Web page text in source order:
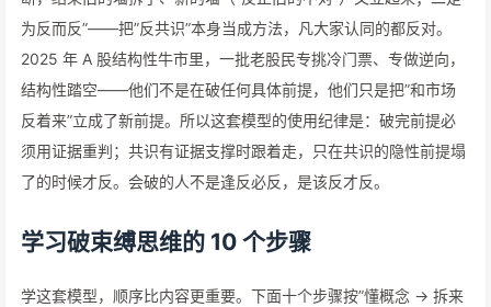
为反而反”——把”反共识”本身当成方法，凡大家认同的都反对。
2025 年 A 股结构性牛市里，一批老股民专挑冷门票、专做逆向，
结构性踏空——他们不是在破任何具体前提，他们只是把”和市场
反着来”立成了新前提。所以这套模型的使用纪律是：破完前提必
须用证据重判；共识有证据支撑时跟着走，只在共识的隐性前提塌
了的时候才反。会破的人不是逢反必反，是该反才反。
学习破束缚思维的 10 个步骤
学这套模型，顺序比内容更重要。下面十个步骤按”懂概念 → 拆来